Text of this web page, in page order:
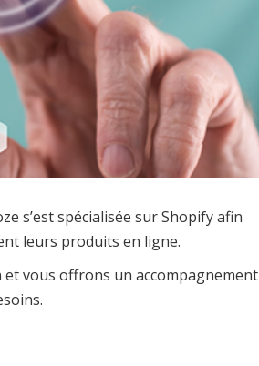
s’est spécialisée sur Shopify afin
leurs produits en ligne.
vous offrons un accompagnement